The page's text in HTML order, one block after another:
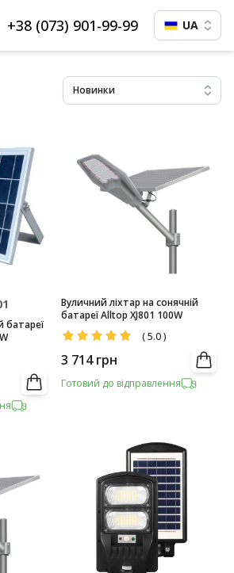
+38 (073) 901-99-99 UA
Новинки
батареї
Вуличний ліхтар на сонячній
батареї Alltop XJ801 100W
(5.0)
3 714 грн
Готовий до відправлення